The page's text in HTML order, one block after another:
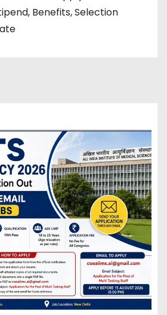
Benefits, Selection